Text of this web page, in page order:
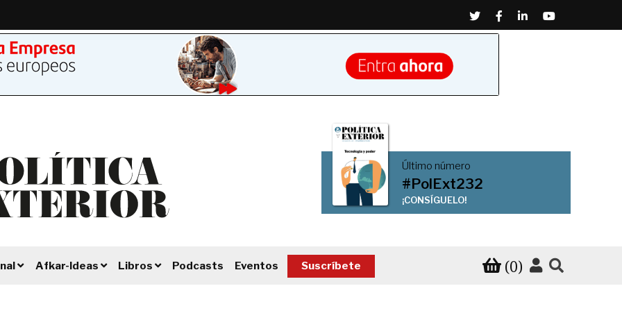
TwitterFacebook
LinkedinYoutube
Último número
#PolExt232
¡CONSÍGUELO!
Afkar-Ideas Libros Podcasts Eventos Suscríbete (0)